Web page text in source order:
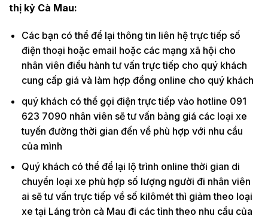
thị kỷ Cà Mau:
Các bạn có thể để lại thông tin liên hệ trực tiếp số
điện thoại hoặc email hoặc các mạng xã hội cho
nhân viên điều hành tư vấn trực tiếp cho quý khách
cung cấp giá và làm hợp đồng online cho quý khách
quý khách có thể gọi điện trực tiếp vào hotline 091
623 7090 nhân viên sẽ tư vấn bảng giá các loại xe
tuyến đường thời gian đến về phù hợp với nhu cầu
của mình
Quý khách có thể để lại lộ trình online thời gian di
chuyển loại xe phù hợp số lượng người đi nhân viên
ai sẽ tư vấn trực tiếp về số kilômét thì giảm theo loại
xe tại Láng tròn cà Mau đi các tỉnh theo nhu cầu của